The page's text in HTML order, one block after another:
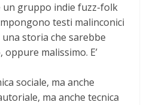
un gruppo indie fuzz-folk
testi malinconici
storia che sarebbe
malissimo. E’
sociale, ma anche
ma anche tecnica